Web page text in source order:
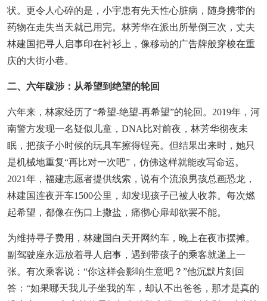
状。更令人心碎的是，小宇患有先天性心脏病，随身携带的
药物在走失当天就已用完。林芳华在派出所晕倒三次，丈夫
林建国把寻人启事印在衬衫上，像移动的广告牌般穿梭在重
庆的大街小巷。
二、六年跋涉：从希望到绝望的轮回
六年来，林家经历了“希望-绝望-再希望”的轮回。2019年，河
南警方发现一名疑似儿童，DNA比对前夜，林芳华彻夜未
眠，把孩子小时候的玩具车擦得锃亮。但结果出来时，她只
是机械地重复“再比对一次吧”，仿佛这样就能改写命运。
2021年，福建志愿者提供线索，说有个流浪男孩总画恐龙，
林建国连夜开车1500公里，却发现孩子已被人收养。每次燃
起希望，都像在伤口上撒盐，痛彻心扉却欲罢不能。
为维持寻子费用，林建国白天开网约车，晚上在夜市摆摊。
副驾驶座永远放着寻人启事，遇到带孩子的乘客就递上一
张。有次乘客说：“你这样会影响生意吧？”他沉默片刻回
答：“如果哪天我儿子坐我的车，却认不出爸爸，那才是真的